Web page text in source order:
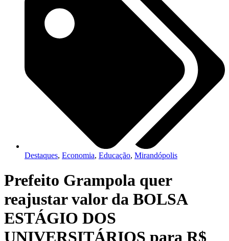
Destaques, Economia, Educação, Mirandópolis
Prefeito Grampola quer
reajustar valor da BOLSA
ESTÁGIO DOS
UNIVERSITÁRIOS para R$